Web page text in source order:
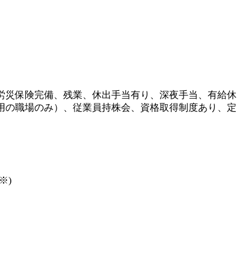
保険完備、残業、休出手当有り、深夜手当、有給休
職場のみ）、従業員持株会、資格取得制度あり、定